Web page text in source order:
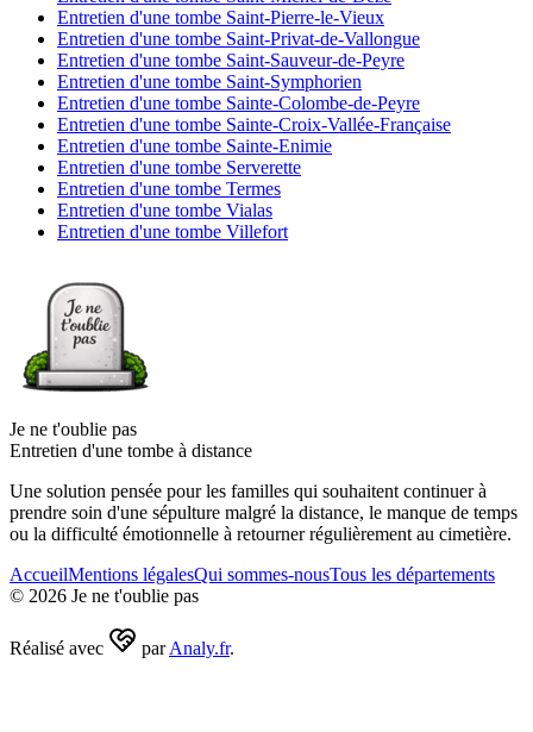
Entretien d'une tombe Saint-Pierre-le-Vieux
Entretien d'une tombe Saint-Privat-de-Vallongue
Entretien d'une tombe Saint-Sauveur-de-Peyre
Entretien d'une tombe Saint-Symphorien
Entretien d'une tombe Sainte-Colombe-de-Peyre
Entretien d'une tombe Sainte-Croix-Vallée-Française
Entretien d'une tombe Sainte-Enimie
Entretien d'une tombe Serverette
Entretien d'une tombe Termes
Entretien d'une tombe Vialas
Entretien d'une tombe Villefort
Je ne t'oublie pas
Entretien d'une tombe à distance
Une solution pensée pour les familles qui souhaitent continuer à
prendre soin d'une sépulture malgré la distance, le manque de temps
ou la difficulté émotionnelle à retourner régulièrement au cimetière.
AccueilMentions légalesQui sommes-nousTous les départements
© 2026 Je ne t'oublie pas
Réalisé avec par Analy.fr.